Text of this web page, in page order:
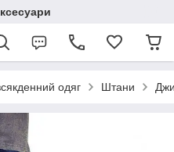
одяг Штани